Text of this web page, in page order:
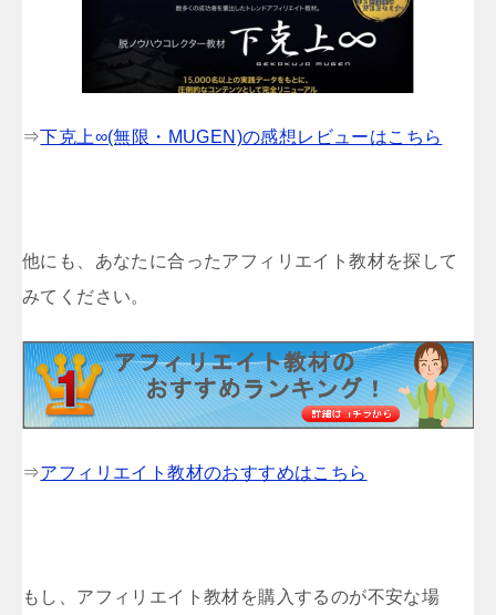
⇒下克上∞(無限・MUGEN)の感想レビューはこちら
他にも、あなたに合ったアフィリエイト教材を探して
みてください。
⇒アフィリエイト教材のおすすめはこちら
もし、アフィリエイト教材を購入するのが不安な場